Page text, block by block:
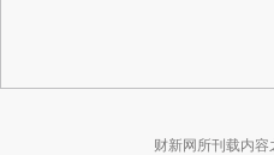
财新网所刊载内